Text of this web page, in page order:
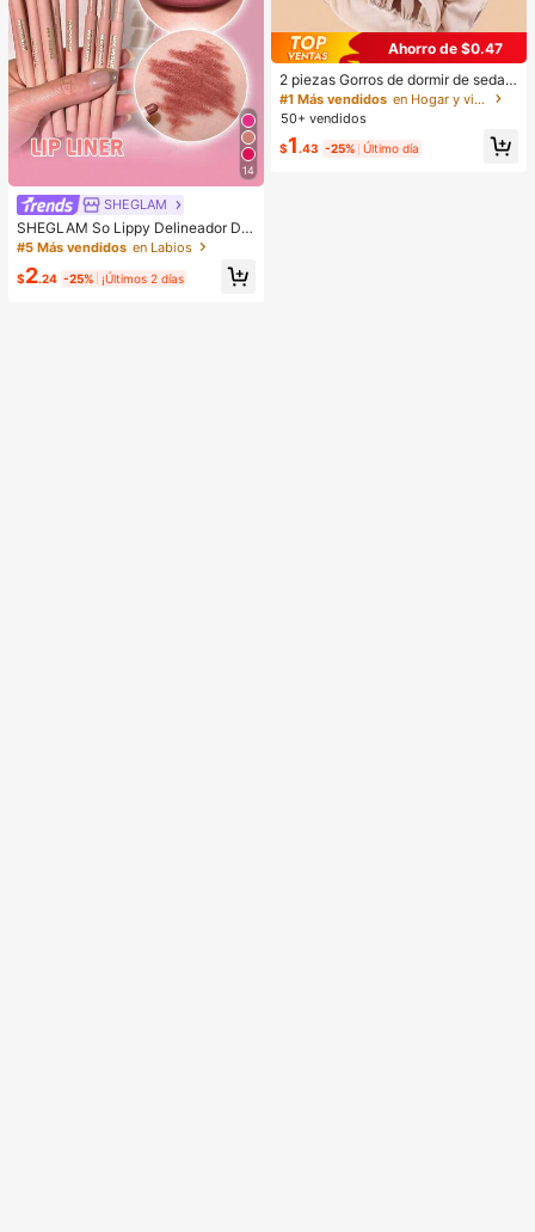
14
SHEGLAM
SHEGLAM So Lippy Delineador De
Labios-Misty Rose Lip Combo Mar
e Para Mujeres Y NiñAs
#5 Más vendidos en Labios
$2.24 -25% ¡Últimos 2 días
Ahorro de $0.47
2 piezas Gorros de dormir de seda y
satén de lujo, unicolor, gorros elásti
cos de protección del cabello, liger
os y cómodos para usar toda la noc
he, cuidado del cabello, ducha, ajus
te suave al cuero cabelludo, para el
#1 Más vendidos
en Hogar y vida
50+ vendidos
$1.43 -25% Último día